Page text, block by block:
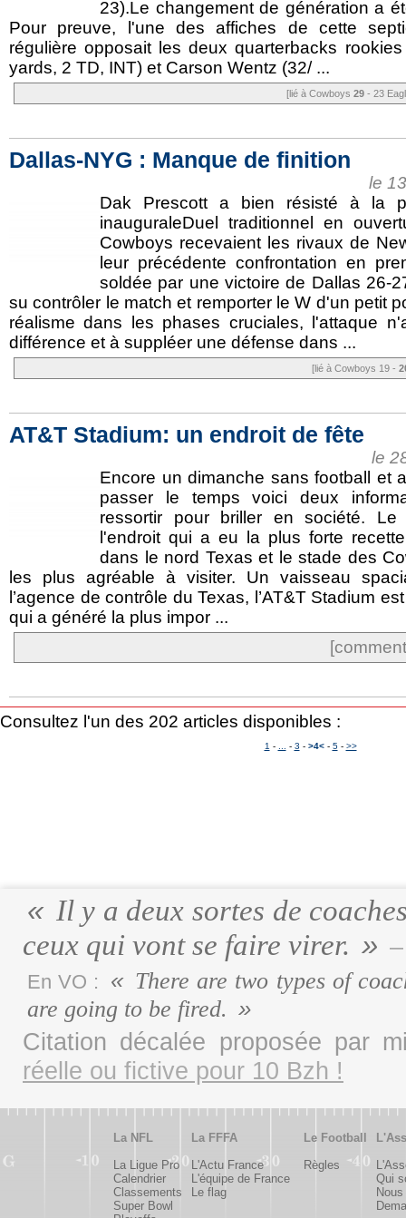
23).Le changement de génération a
Pour preuve, l'une des affiches de cette
régulière opposait les deux quarterbacks
yards, 2 TD, INT) et Carson Wentz (32/ ...
[lié à Cowboys 29 - 23
Dallas-NYG : Manque de finition
le
Dak Prescott a bien résisté à la
inauguraleDuel traditionnel en
Cowboys recevaient les rivaux de
leur précédente confrontation en
soldée par une victoire de Dallas 26-
su contrôler le match et remporter le W d'un petit
réalisme dans les phases cruciales, l'attaque
différence et à suppléer une défense dans ...
[lié à Cowboys 19 -
AT&T Stadium: un endroit de fête
le
Encore un dimanche sans football et
passer le temps voici deux
ressortir pour briller en société.
l'endroit qui a eu la plus forte
dans le nord Texas et le stade des
les plus agréable à visiter. Un vaisseau
l’agence de contrôle du Texas, l’AT&T Stadium
qui a généré la plus impor ...
Consultez l'un des 202 articles disponibles :
1 - - 3 - >4<- 5- >>
Il y a deux sortes de
ceux qui vont se faire virer.
En VO :
There are two types of
are going to be fired.
Citation décalée proposée par
réelle ou fictive pour 10 Bzh !
La NFL
La Ligue Pro
Calendrier
Classements
Super Bowl
La FFFA
L'Actu France
L'équipe de France
Le flag
Le Football
Règles
Qui